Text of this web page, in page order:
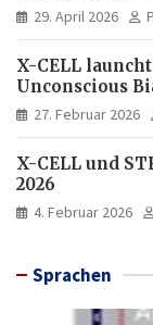
29. April 2026
X-CELL
Unconscious
27. Februar 2026
X-CELL und
2026
4. Februar 2026
Sprachen